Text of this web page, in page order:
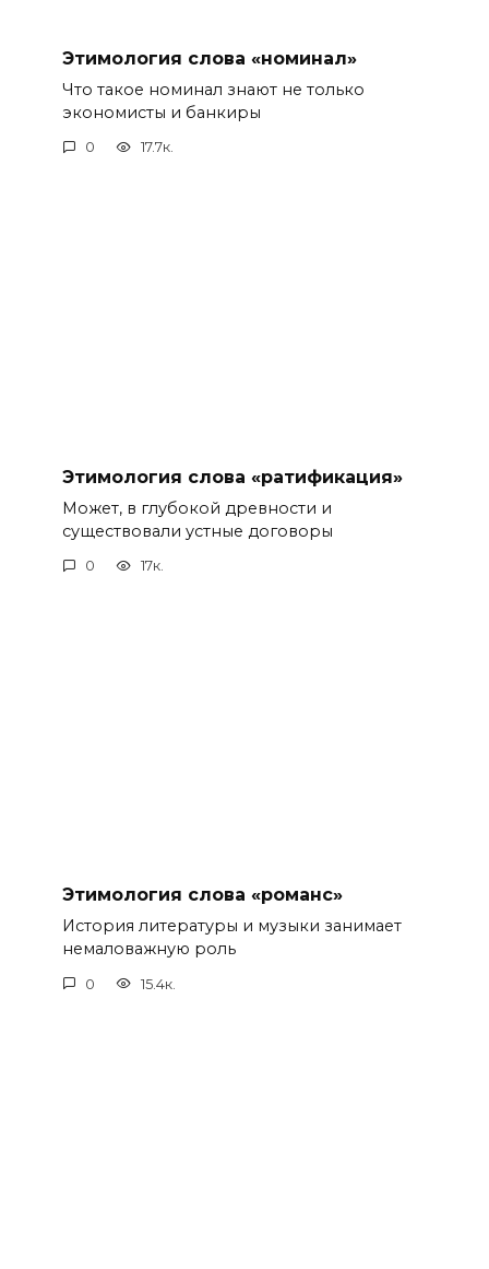
Этимология слова «номинал»
Что такое номинал знают не только
экономисты и банкиры
0 17.7к.
Этимология слова «ратификация»
Может, в глубокой древности и
существовали устные договоры
0 17к.
Этимология слова «романс»
История литературы и музыки занимает
немаловажную роль
0 15.4к.